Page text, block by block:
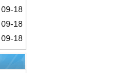
09-18
09-18
09-18